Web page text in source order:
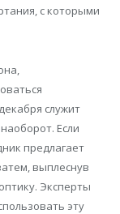
с которыми
служит
Если
предлагает
выплеснув
Эксперты
эту